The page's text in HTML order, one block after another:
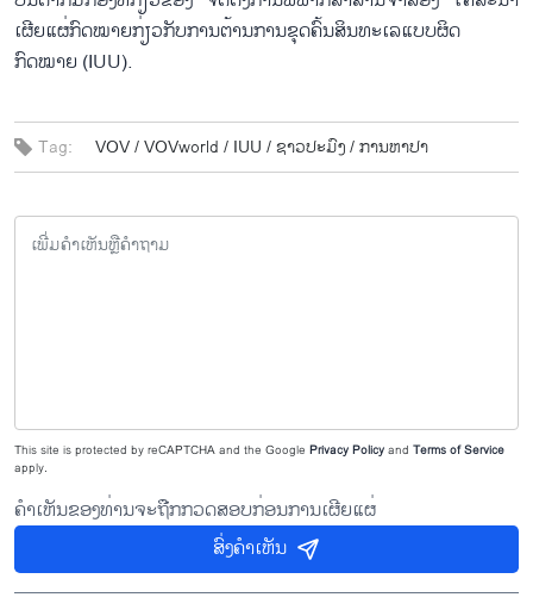
ເຜີຍແຜ່ກົດໝາຍກ່ຽວກັບການຕ້ານການຂຸດຄົ້ນສິນທະເລແບບຜິດ
ກົດໝາຍ (IUU).
Tag: VOV /VOVworld / IUU /ຊາວ​ປະ​ມົງ /ການ​ຫາ​ປາ
This site is protected by reCAPTCHA and the Google Privacy Policyand Terms of Service
apply.
ຄຳເຫັນຂອງທ່ານຈະຖືກກວດສອບກ່ອນການເຜີຍແຜ່
ສົ່ງຄຳເຫັນ